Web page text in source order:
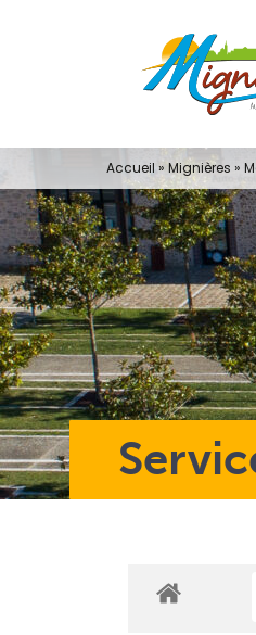
Accueil » Mignières »